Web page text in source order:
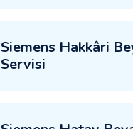
Siemens Hakkâri
Servisi